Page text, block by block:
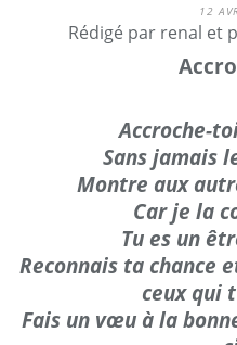
12
Rédigé par renal et
Accroche-
Sans jamais
Montre aux
Car je la
Tu es un
Reconnais ta chance
ceux qui
Fais un vœu à la